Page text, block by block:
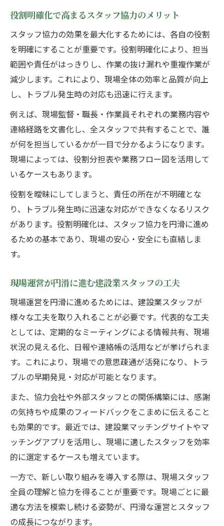
役割明確化で高まるスタッフ協力のメリット
スタッフ協力の効果を最大化するためには、各自の役割
を明確にすることが重要です。役割明確化により、担当
範囲や責任がはっきりし、作業の抜け漏れや重複作業が
減少します。これにより、現場全体の効率と品質が向上
し、トラブル発生時の対応も迅速に行えます。
例えば、現場監督・職長・作業員それぞれの業務内容や
連絡経路を文書化し、全スタッフで共有することで、誰
が何を担当しているかが一目で分かるようになります。
現場によっては、役割分担表や業務フロー図を活用して
いるケースもあります。
役割を曖昧にしてしまうと、責任の所在が不明確とな
り、トラブル発生時に迅速な対応ができなくなるリスク
があります。役割明確化は、スタッフ協力を円滑に進め
るための基本であり、現場の安心・安全にも直結しま
す。
現場運営が円滑に進む建設業スタッフの工夫
現場運営を円滑に進めるためには、建設業スタッフが
様々な工夫を取り入れることが必要です。代表的な工夫
としては、定期的なミーティングによる情報共有、現場
状況の見える化、日報や連絡帳の活用などが挙げられま
す。これにより、現場での意思疎通が活発になり、トラ
ブルの早期発見・対応が可能となります。
また、協力会社や外部スタッフとの関係構築には、感謝
の気持ちや成果のフィードバックをこまめに伝えること
も効果的です。最近では、建設業マッチングサイトやマ
ッチングアプリを活用し、現場に適したスタッフを効率
的に選定するケースも増えています。
一方で、新しい取り組みを導入する際は、現場スタッフ
全員の理解と協力を得ることが重要です。現場ごとに最
適な方法を模索し続ける姿勢が、円滑な運営とスタッフ
の成長につながります。